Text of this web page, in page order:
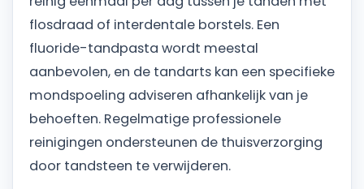
flosdraad of interdentale borstels. Een
fluoride-tandpasta wordt meestal
aanbevolen, en de tandarts kan een specifieke
mondspoeling adviseren afhankelijk van je
behoeften. Regelmatige professionele
reinigingen ondersteunen de thuisverzorging
door tandsteen te verwijderen.